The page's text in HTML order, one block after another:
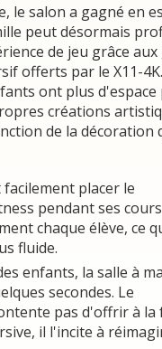
le salon a gagné en
peut désormais
de jeu grâce
offerts par le X11-
ont plus
créations
de la décoration
placer le
pendant ses
chaque élève, ce
fluide.
enfants, la salle à
secondes. Le
pas d'offrir à la
il l'incite à